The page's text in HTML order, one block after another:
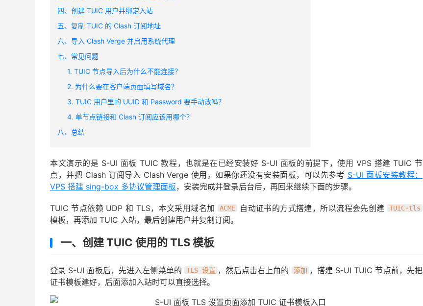
四、创建 TUIC 用户并绑定入站
五、复制 TUIC 的 Clash 订阅地址
六、导入 Clash Verge 并启用系统代理
七、常见问题
1. TUIC 节点导入后为什么不能连接？
2. 为什么要在客户端页面填写域名？
3. TUIC 用户里的 UUID 和 Password 要手动改吗？
4. 单节点链接和 Clash 订阅应该用哪个？
八、总结
本文演示的是 S-UI 面板 TUIC 教程，也就是在已经安装好 S-UI 面板的前提下，使用 VPS 搭建 TUIC 节
点，并把 Clash 订阅导入 Clash Verge 使用。如果你还没有安装面板，可以先参考 S-UI 面板安装教程：
VPS 搭建 sing-box 多协议管理面板，安装完成并登录后台后，再回来继续下面的步骤。
TUIC 节点依赖 UDP 和 TLS，本文采用域名加 ACME 自动证书的方式搭建，所以流程会先创建 TUIC-tls
模板，再添加 TUIC 入站，最后创建用户并复制订阅。
一、创建 TUIC 使用的 TLS 模板
登录 S-UI 面板后，先进入左侧菜单的 TLS 设置 ，然后点击右上角的 添加 ，搭建 S-UI TUIC 节点前，先把
证书模板建好，后面添加入站时可以直接选择。